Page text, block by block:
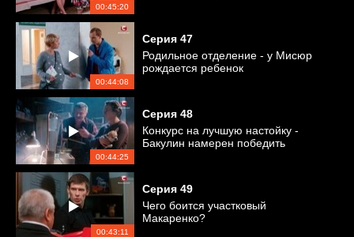
00:45:20
00:44:08
Серия 47
Родильное отделение - у Мисюр
рождается ребенок
00:44:25
Серия 48
Конкурс на лучшую настойку -
Бакулин намерен победить
00:43:11
Серия 49
Чего боится участковый
Макаренко?